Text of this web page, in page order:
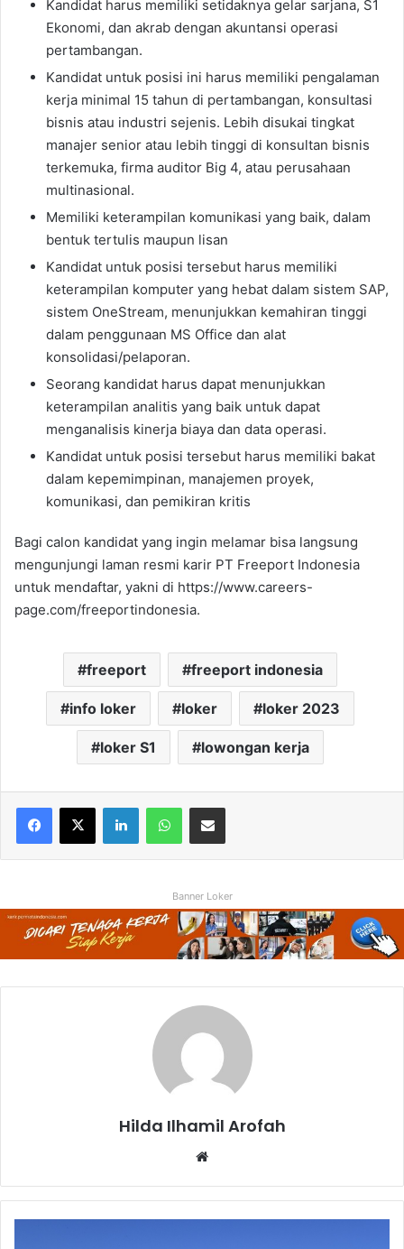
Kandidat harus memiliki setidaknya gelar sarjana, S1
Ekonomi, dan akrab dengan akuntansi operasi
pertambangan.
Kandidat untuk posisi ini harus memiliki pengalaman
kerja minimal 15 tahun di pertambangan, konsultasi
bisnis atau industri sejenis. Lebih disukai tingkat
manajer senior atau lebih tinggi di konsultan bisnis
terkemuka, firma auditor Big 4, atau perusahaan
multinasional.
Memiliki keterampilan komunikasi yang baik, dalam
bentuk tertulis maupun lisan
Kandidat untuk posisi tersebut harus memiliki
keterampilan komputer yang hebat dalam sistem SAP,
sistem OneStream, menunjukkan kemahiran tinggi
dalam penggunaan MS Office dan alat
konsolidasi/pelaporan.
Seorang kandidat harus dapat menunjukkan
keterampilan analitis yang baik untuk dapat
menganalisis kinerja biaya dan data operasi.
Kandidat untuk posisi tersebut harus memiliki bakat
dalam kepemimpinan, manajemen proyek,
komunikasi, dan pemikiran kritis
Bagi calon kandidat yang ingin melamar bisa langsung
mengunjungi laman resmi karir PT Freeport Indonesia
untuk mendaftar, yakni di https://www.careers-
page.com/freeportindonesia.
freeport freeport indonesia
info loker loker loker 2023
loker S1 lowongan kerja
Facebook
X LinkedInWhatsAppShare via Email
Banner Loker
Hilda Ilhamil Arofah